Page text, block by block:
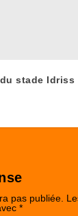
stade Idriss
pas publiée.
*